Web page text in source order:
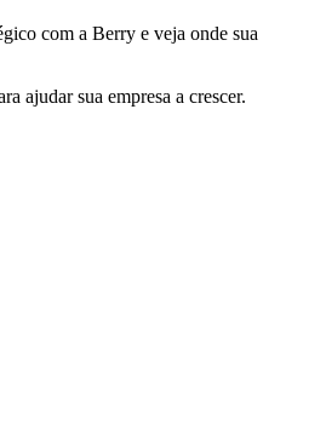
com a Berry e veja onde sua
ajudar sua empresa a crescer.